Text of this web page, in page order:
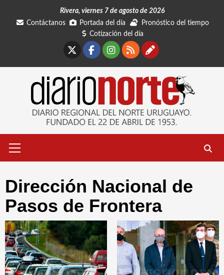
Rivera, viernes 7 de agosto de 2026
Contáctanos
Portada del día
Pronóstico del tiempo
Cotización del día
Facebook
Instagram
RSSContáctanos
primario
Dirección Nacional de
Pasos de Frontera